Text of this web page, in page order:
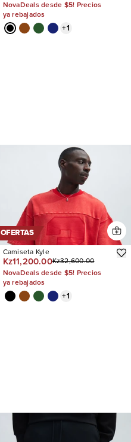
NovaDeals desde $5! Precios
ya rebajados
+1
OFERTAS
Camiseta Kyle
Kz11,200.00Kz32,600.00
NovaDeals desde $5! Precios
ya rebajados
+1